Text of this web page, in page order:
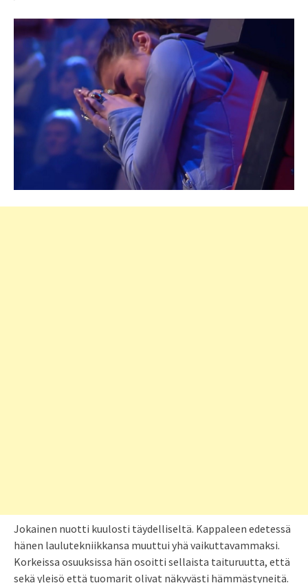
Jokainen nuotti kuulosti täydelliseltä. Kappaleen edetessä
hänen laulutekniikkansa muuttui yhä vaikuttavammaksi.
Korkeissa osuuksissa hän osoitti sellaista taituruutta, että
sekä yleisö että tuomarit olivat näkyvästi hämmästyneitä.